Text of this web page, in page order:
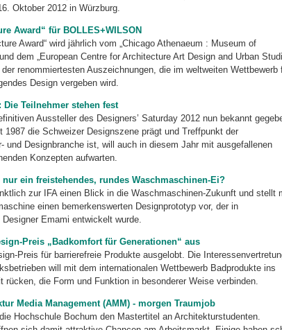
Oktober 2012 in Würzburg.
Award“ für BOLLES+WILSON
Award“ wird jährlich vom „Chicago Athenaeum : Museum of
dem „European Centre for Architecture Art Design and Urban
renommiertesten Auszeichnungen, die im weltweiten Wettbewerb
Design vergeben wird.
Die Teilnehmer stehen fest
Aussteller des Designers’ Saturday 2012 nun bekannt
1987 die Schweizer Designszene prägt und Treffpunkt der
und Designbranche ist, will auch in diesem Jahr mit ausgefallenen
Konzepten aufwarten.
ein freistehendes, rundes Waschmaschinen-Ei?
zur IFA einen Blick in die Waschmaschi­nen-Zukunft und stellt
einen bemerkenswerten Designprototyp vor, der in
Emami entwickelt wurde.
Preis „Badkomfort für Generationen“ aus
Preis für barrierefreie Produkte ausgelobt. Die
will mit dem internationalen Wettbewerb Badprodukte ins
rücken, die Form und Funktion in besonderer Weise verbinden.
Media Management (AMM) - morgen Traumjob
Hochschule Bochum den Mastertitel an Architekturstudenten.